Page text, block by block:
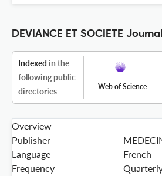
DEVIANCE ET SOCIETE
Indexed in the
following public
directories
Web of Science
Overview
Publisher
Language
French
Frequency